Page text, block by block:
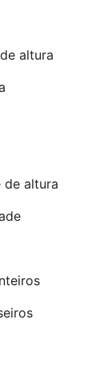
altura
de altura